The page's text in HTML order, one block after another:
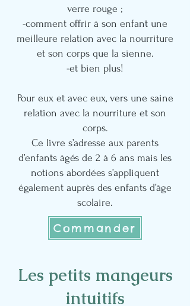
verre rouge ;
-comment offrir à son enfant une
meilleure relation avec la nourriture
et son corps que la sienne.
-et bien plus!
Pour eux et avec eux, vers une saine
relation avec la nourriture et son
corps.
Ce livre s’adresse aux parents
d’enfants âgés de 2 à 6 ans mais les
notions abordées s’appliquent
également auprès des enfants d’âge
scolaire.
Commander
Les petits mangeurs
intuitifs